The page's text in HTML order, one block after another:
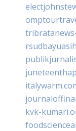
kvk-